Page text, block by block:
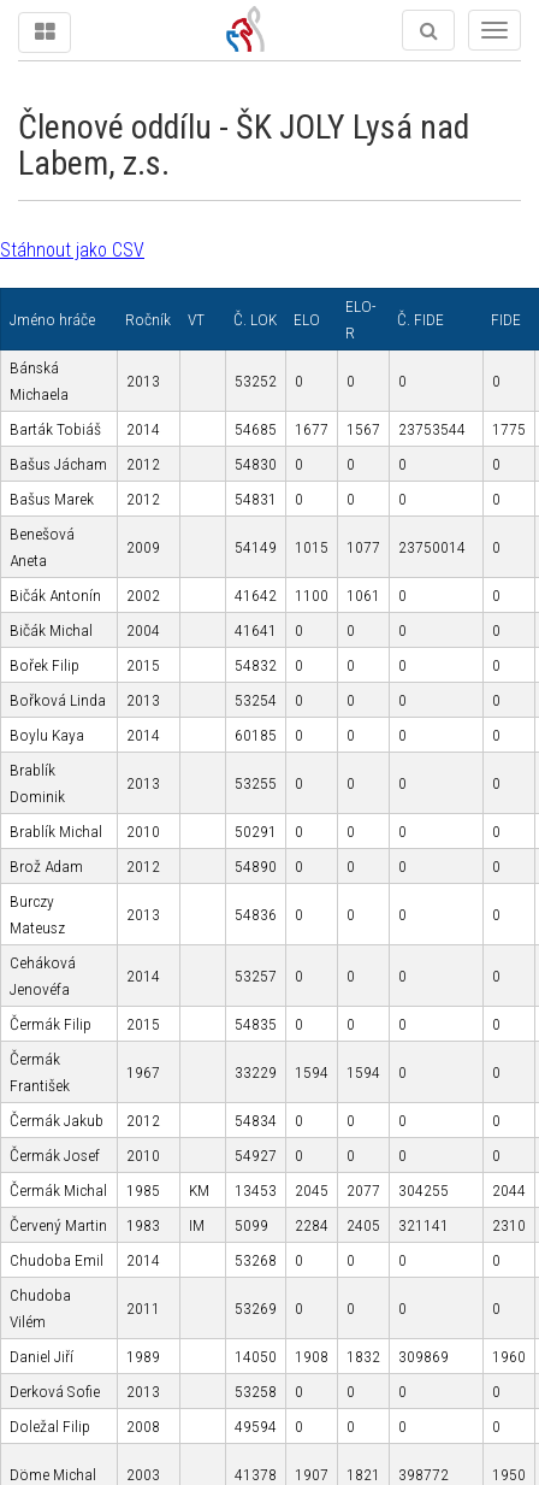
Členové oddílu - ŠK JOLY Lysá nad
Labem, z.s.
Stáhnout jako CSV
Jméno hráče Ročník VT Č. LOK ELO
ELO-
R
Č. FIDE FIDE
Bánská
Michaela
2013 53252 0 0 0 0
Barták Tobiáš 2014 54685 1677 1567 23753544
1775
Bašus Jácham
2012 54830 0 0 0
0
Bašus Marek
2012 54831 0 0 0
0
Benešová
Aneta
2009 54149 1015 1077 23750014 0
Bičák Antonín 2002 41642 1100 1061 0
0
Bičák Michal
2004 41641 0 0 0
0
Bořek Filip
2015 54832 0 0 0
0
Bořková Linda
2013 53254 0 0 0
0
Boylu Kaya
2014 60185 0 0 0
0
Brablík
Dominik
2013 53255 0 0 0 0
Brablík Michal 2010 50291 0 0 0
0
Brož Adam
2012 54890 0 0 0
0
Burczy
Mateusz
2013 54836 0 0 0 0
Ceháková
Jenovéfa
2014 53257 0 0 0 0
Čermák Filip 2015 54835 0 0 0
0
Čermák
František
1967 33229 1594 1594 0 0
Čermák Jakub 2012 54834 0 0 0
0
Čermák Josef
2010 54927 0 0 0
0
Čermák Michal
1985 KM 13453 2045 2077 304255
2044
Červený Martin
1983 IM 5099 2284 2405 321141
2310
Chudoba Emil
2014 53268 0 0 0
0
Chudoba
Vilém
2011 53269 0 0 0 0
Daniel Jiří 1989 14050 1908 1832 309869
1960
Derková Sofie
2013 53258 0 0 0
0
Doležal Filip
2008 49594 0 0 0 0
Döme Michal 2003 41378 1907 1821 398772 1950